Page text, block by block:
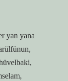
yan yana